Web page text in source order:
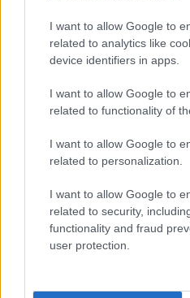
I want to allow Google to
related to analytics like
device identifiers in apps.
I want to allow Google to
related to functionality of
I want to allow Google to
related to personalization.
I want to allow Google to
related to security,
functionality and fraud
user protection.
Κουίζ: Πόσο καλά θυμάσαι